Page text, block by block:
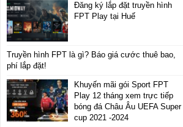
Đăng ký lắp đặt truyền hình
FPT Play tại Huế
Truyền hình FPT là gì? Báo giá cước thuê bao,
phí lắp đặt!
Khuyến mãi gói Sport FPT
Play 12 tháng xem trực tiếp
bóng đá Châu Âu UEFA Super
cup 2021 -2024